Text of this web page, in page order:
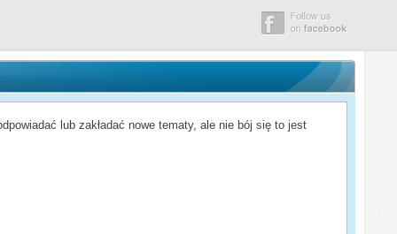
lub zakładać nowe tematy, ale nie bój się to jest